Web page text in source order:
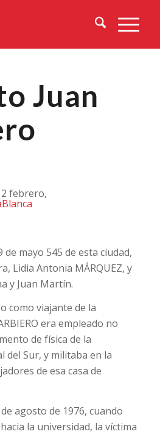
Juan
febrero,
de mayo 545 de esta ciudad,
Lidia Antonia MÁRQUEZ, y
y Juan Martín.
como viajante de la
era empleado no
de física de la
del Sur, y militaba en la
de esa casa de
agosto de 1976, cuando
la universidad, la víctima